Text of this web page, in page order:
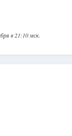
в 21:10 мск.